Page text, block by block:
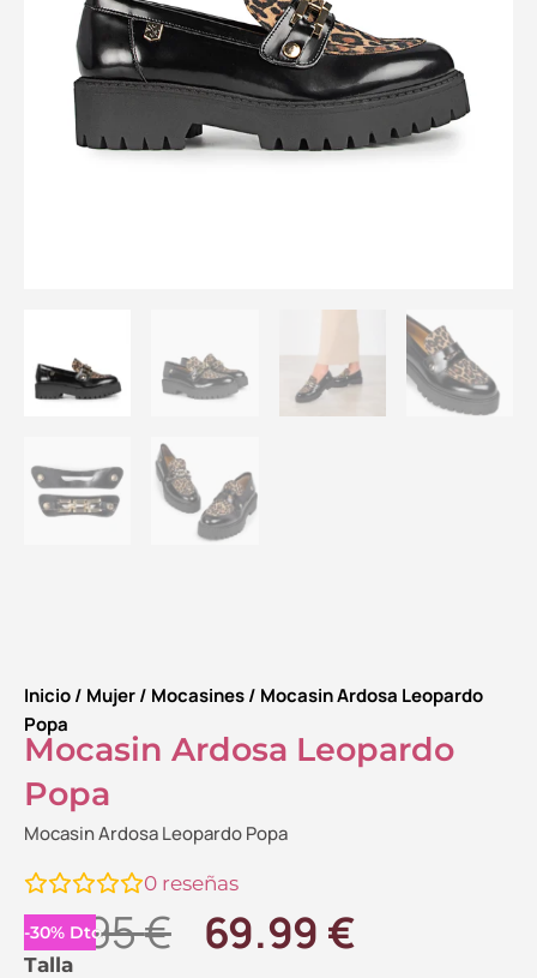
Inicio/ Mujer/ Mocasines/ Mocasin Ardosa Leopardo
Popa
Mocasin Ardosa Leopardo
Popa
Mocasin Ardosa Leopardo Popa
0 reseñas
-30% Dto.
99.95€ El
69.99 €El
Talla
Mocasin